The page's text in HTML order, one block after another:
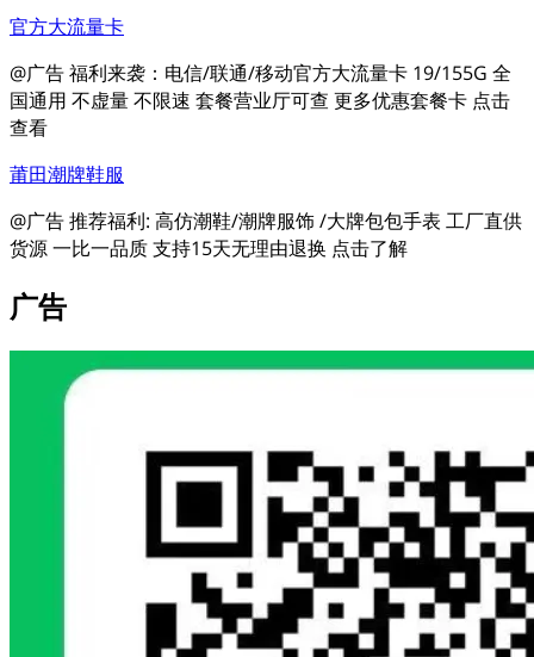
官方大流量卡
@广告 福利来袭：电信/联通/移动官方大流量卡 19/155G 全
国通用 不虚量 不限速 套餐营业厅可查 更多优惠套餐卡 点击
查看
莆田潮牌鞋服
@广告 推荐福利: 高仿潮鞋/潮牌服饰 /大牌包包手表 工厂直供
货源 一比一品质 支持15天无理由退换 点击了解
广告